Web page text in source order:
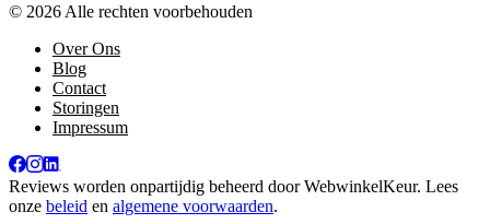
© 2026 Alle rechten voorbehouden
Over Ons
Blog
Contact
Storingen
Impressum
Reviews worden onpartijdig beheerd doorWebwinkelKeur. Lees
onze beleid en algemene voorwaarden.